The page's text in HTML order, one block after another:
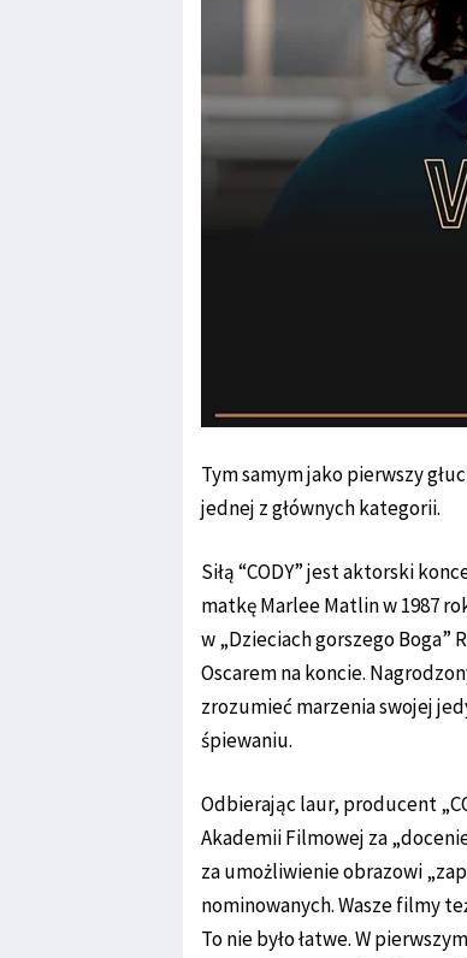
Tym samym jako pierwszy
jednej z głównych kategorii.
Siłą “CODY” jest aktorski
matkę Marlee Matlin w 1987
w „Dzieciach gorszego Boga”
Oscarem na koncie.
zrozumieć marzenia swojej
śpiewaniu.
Odbierając laur, producent
Akademii Filmowej za
za umożliwienie obrazowi
nominowanych. Wasze filmy
To nie było łatwe. W